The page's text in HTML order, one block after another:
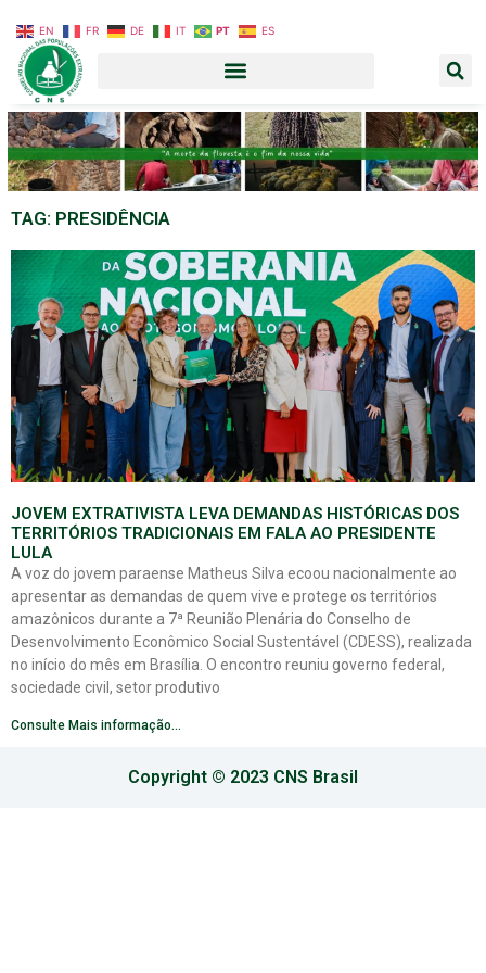
TAG: PRESIDÊNCIA
JOVEM EXTRATIVISTA LEVA DEMANDAS HISTÓRICAS DOS
TERRITÓRIOS TRADICIONAIS EM FALA AO PRESIDENTE
LULA
A voz do jovem paraense Matheus Silva ecoou nacionalmente ao
apresentar as demandas de quem vive e protege os territórios
amazônicos durante a 7ª Reunião Plenária do Conselho de
Desenvolvimento Econômico Social Sustentável (CDESS), realizada
no início do mês em Brasília. O encontro reuniu governo federal,
sociedade civil, setor produtivo
Consulte Mais informação...
Copyright © 2023 CNS Brasil
EN FR DE IT PT ES